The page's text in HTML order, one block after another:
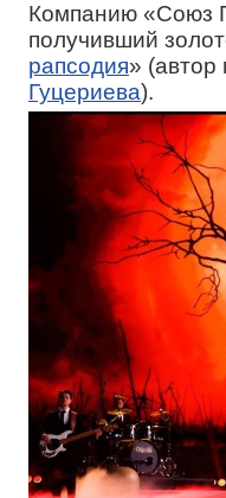
Компанию «Союз
получивший
рапсодия» (автор
Гуцериева).